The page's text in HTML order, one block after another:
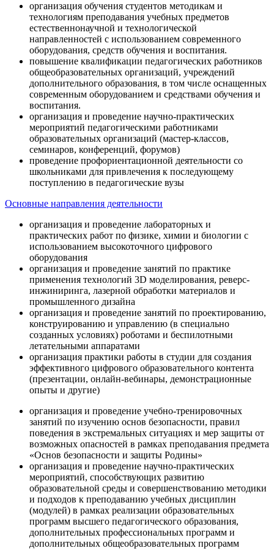
организация обучения студентов методикам и
технологиям преподавания учебных предметов
естественнонаучной и технологической
направленностей с использованием современного
оборудования, средств обучения и воспитания.
повышение квалификации педагогических работников
общеобразовательных организаций, учреждений
дополнительного образования, в том числе оснащенных
современным оборудованием и средствами обучения и
воспитания.
организация и проведение научно-практических
мероприятий педагогическими работниками
образовательных организаций (мастер-классов,
семинаров, конференций, форумов)
проведение профориентационной деятельности со
школьниками для привлечения к последующему
поступлению в педагогические вузы
Основные направления деятельности
организация и проведение лабораторных и
практических работ по физике, химии и биологии с
использованием высокоточного цифрового
оборудования
организация и проведение занятий по практике
применения технологий 3D моделирования, реверс-
инжиниринга, лазерной обработки материалов и
промышленного дизайна
организация и проведение занятий по проектированию,
конструированию и управлению (в специально
созданных условиях) роботами и беспилотными
летательными аппаратами
организация практики работы в студии для создания
эффективного цифрового образовательного контента
(презентации, онлайн-вебинары, демонстрационные
опыты и другие)
организация и проведение учебно-тренировочных
занятий по изучению основ безопасности, правил
поведения в экстремальных ситуациях и мер защиты от
возможных опасностей в рамках преподавания предмета
«Основ безопасности и защиты Родины»
организация и проведение научно-практических
мероприятий, способствующих развитию
образовательной среды и совершенствованию методики
и подходов к преподаванию учебных дисциплин
(модулей) в рамках реализации образовательных
программ высшего педагогического образования,
дополнительных профессиональных программ и
дополнительных общеобразовательных программ